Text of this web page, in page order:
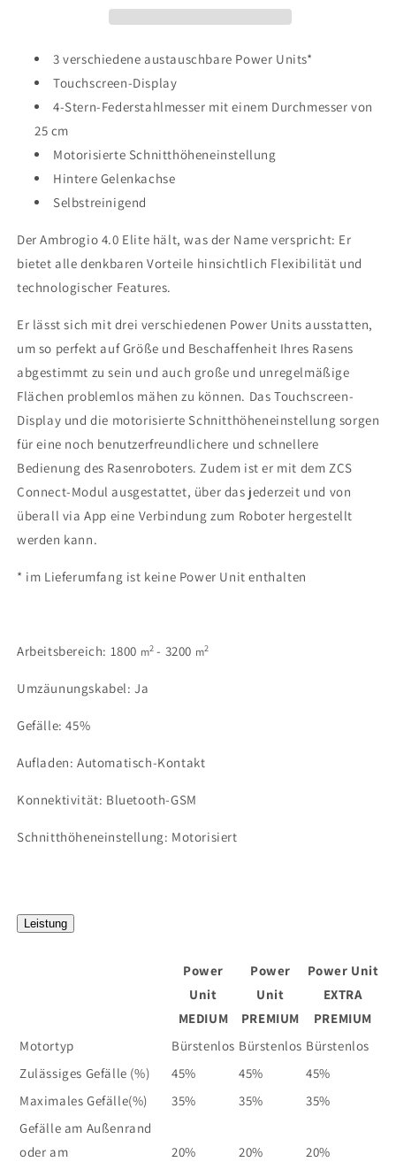
3 verschiedene austauschbare Power Units*
Touchscreen-Display
4-Stern-Federstahlmesser mit einem Durchmesser von
25 cm
Motorisierte Schnitthöheneinstellung
Hintere Gelenkachse
Selbstreinigend
Der Ambrogio 4.0 Elite hält, was der Name verspricht: Er
bietet alle denkbaren Vorteile hinsichtlich Flexibilität und
technologischer Features.
Er lässt sich mit drei verschiedenen Power Units ausstatten,
um so perfekt auf Größe und Beschaffenheit Ihres Rasens
abgestimmt zu sein und auch große und unregelmäßige
Flächen problemlos mähen zu können. Das Touchscreen-
Display und die motorisierte Schnitthöheneinstellung sorgen
für eine noch benutzerfreundlichere und schnellere
Bedienung des Rasenroboters. Zudem ist er mit dem ZCS
Connect-Modul ausgestattet, über das jederzeit und von
überall via App eine Verbindung zum Roboter hergestellt
werden kann.
* im Lieferumfang ist keine Power Unit enthalten
Arbeitsbereich: 1800 m2 - 3200 m2
Umzäunungskabel: Ja
Gefälle: 45%
Aufladen: Automatisch-Kontakt
Konnektivität: Bluetooth-GSM
Schnitthöheneinstellung: Motorisiert
Leistung
Power
Unit
MEDIUM
Power
Unit
PREMIUM
Power Unit
EXTRA
PREMIUM
Motortyp
Bürstenlos Bürstenlos Bürstenlos
Zulässiges Gefälle (%)
45% 45%
45%
Maximales Gefälle(%)
35% 35%
35%
Gefälle am Außenrand
oder am
20% 20% 20%